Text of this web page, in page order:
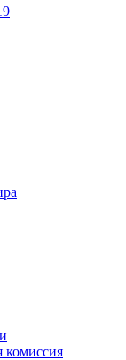
комиссия